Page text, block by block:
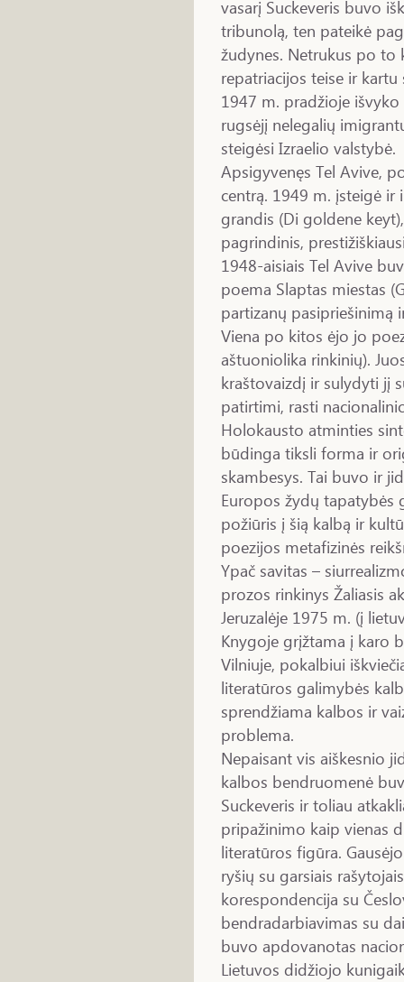
vasarį Suckeveris buvo
tribunolą, ten pateikė
žudynes. Netrukus po to
repatriacijos teise ir
1947 m. pradžioje išvyko
rugsėjį nelegalių
steigėsi Izraelio valstybė.
Apsigyvenęs Tel Avive,
centrą. 1949 m. įsteigė ir
grandis (Di goldene
pagrindinis,
1948-aisiais Tel Avive
poema Slaptas miestas
partizanų pasipriešinimą
Viena po kitos ėjo jo
aštuoniolika rinkinių).
kraštovaizdį ir sulydyti jį
patirtimi, rasti
Holokausto atminties
būdinga tiksli forma ir
skambesys. Tai buvo ir
Europos žydų tapatybės
požiūris į šią kalbą ir
poezijos metafizinės
Ypač savitas –
prozos rinkinys Žaliasis
Jeruzalėje 1975 m. (į
Knygoje grįžtama į karo
Vilniuje, pokalbiui
literatūros galimybės
sprendžiama kalbos ir
problema.
Nepaisant vis aiškesnio
kalbos bendruomenė
Suckeveris ir toliau
pripažinimo kaip vienas
literatūros figūra.
ryšių su garsiais
korespondencija su
bendradarbiavimas su
buvo apdovanotas
Lietuvos didžiojo